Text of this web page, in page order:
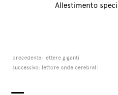
Allestimento
precedente: lettere giganti
successivo: lettore onde cerebrali